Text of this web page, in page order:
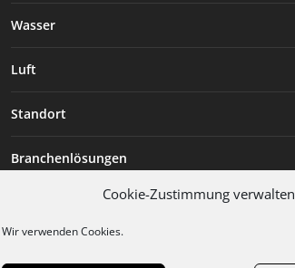
Cookie-Zustimmung verwalten
Wir verwenden Cookies.
Wasser
Luft
Standort
Branchenlösungen